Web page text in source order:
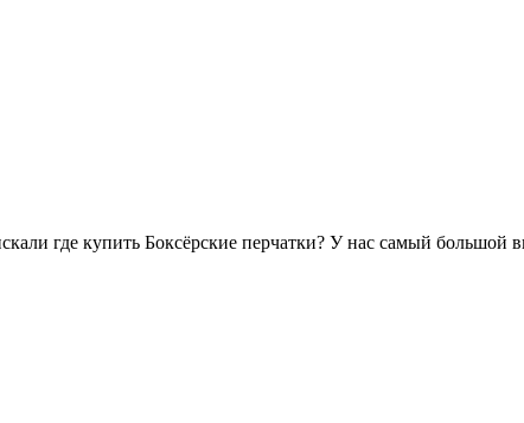
где купить Боксёрские перчатки? У нас самый большой